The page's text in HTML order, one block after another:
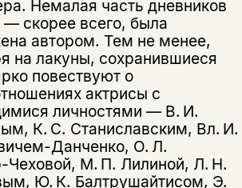
Немалая часть дневников
— скорее всего, была
автором. Тем не менее,
на лакуны, сохранившиеся
повествуют о
актрисы с
личностями — В. И.
К. С. Станиславским, Вл. И.
Данченко, О. Л.
Чеховой, М. П. Лилиной, Л. Н.
Ю. К. Балтрушайтисом, Э.